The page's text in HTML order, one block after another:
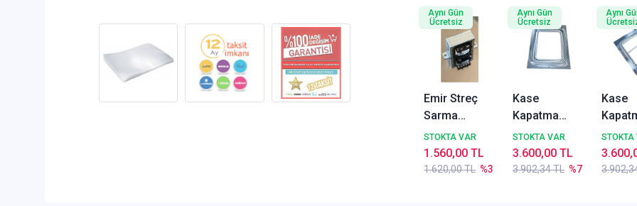
Emir Streç
Sarma
Paketleme
Makinası
Yedek
STOKTA VAR
1.620,00 TL %3
1.560,00 TL
Aynı Gün
Ücretsiz
Kase
Kapatma
Kalıbı 1 Gözlü
Kalıp - 1
Bölmeli Kalıp
STOKTA VAR
3.902,34 TL %7
3.600,00 TL
Aynı Gün
Ücretsiz
Kase
Kalıbı
Kalıp -
STOKTA
Aynı